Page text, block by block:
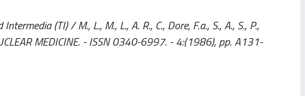
(TI) / M., L., M., L., A. R., C., Dore, F.a., S., A., S., P.,
MEDICINE. - ISSN 0340-6997. - 4:(1986), pp. A131-